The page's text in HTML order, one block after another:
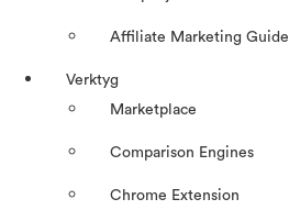
Affiliate Marketing Guide
Verktyg
Marketplace
Comparison Engines
Chrome Extension